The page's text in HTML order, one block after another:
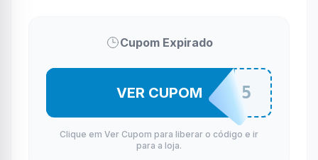
Cupom Expirado
REFRESCASETUP15
VER CUPOM
Clique em Ver Cupom para liberar o código e ir
para a loja.